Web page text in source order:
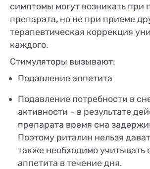
симптомы могут возникать при
препарата, но не при приеме
терапевтическая коррекция
каждого.
Стимуляторы вызывают:
Подавление аппетита
Подавление потребности в
активности – в результате
препарата время сна
Поэтому риталин нельзя
также необходимо учитывать
аппетита в течение дня.